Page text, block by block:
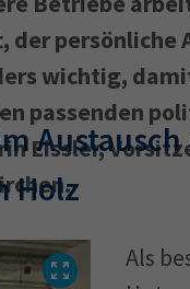
persönliche
wichtig,
passenden
Eissler,
Holz
Als